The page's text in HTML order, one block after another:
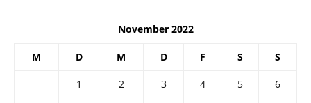
November 2022
M D M D F S S
1 2 3 4 5
6